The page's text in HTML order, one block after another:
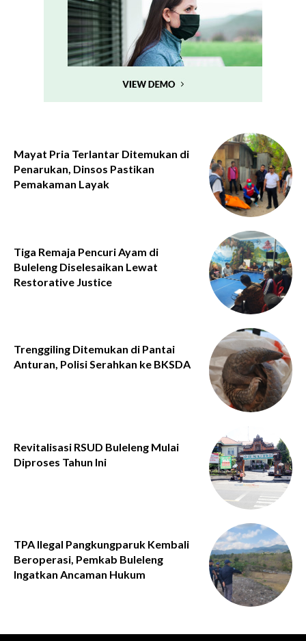
Mayat Pria Terlantar Ditemukan di
Penarukan, Dinsos Pastikan
Pemakaman Layak
Tiga Remaja Pencuri Ayam di
Buleleng Diselesaikan Lewat
Restorative Justice
Trenggiling Ditemukan di Pantai
Anturan, Polisi Serahkan ke BKSDA
Revitalisasi RSUD Buleleng Mulai
Diproses Tahun Ini
TPA Ilegal Pangkungparuk Kembali
Beroperasi, Pemkab Buleleng
Ingatkan Ancaman Hukum